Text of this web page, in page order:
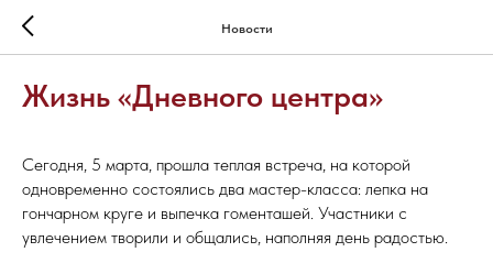
Новости
Жизнь «Дневного центра»
Сегодня, 5 марта, прошла теплая встреча, на которой
одновременно состоялись два мастер-класса: лепка на
гончарном круге и выпечка гоменташей. Участники с
увлечением творили и общались, наполняя день радостью.